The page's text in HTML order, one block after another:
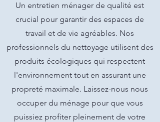
Un entretien ménager de qualité est
crucial pour garantir des espaces de
travail et de vie agréables. Nos
professionnels du nettoyage utilisent des
produits écologiques qui respectent
l'environnement tout en assurant une
propreté maximale. Laissez-nous nous
occuper du ménage pour que vous
puissiez profiter pleinement de votre